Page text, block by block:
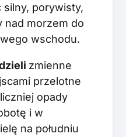
silny, porywisty,
nad morzem do
wschodu.
zmienne
przelotne
opady
i w
na południu